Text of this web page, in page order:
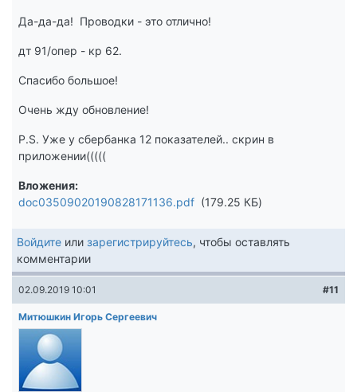
Да-да-да! Проводки - это отлично!
дт 91/опер - кр 62.
Спасибо большое!
Очень жду обновление!
P.S. Уже у сбербанка 12 показателей.. скрин в
приложении(((((
Вложения
doc03509020190828171136.pdf
179.25 КБ
Войдите или зарегистрируйтесь, чтобы оставлять
комментарии
02.09.2019 10:01 #11
Митюшкин Игорь Сергеевич